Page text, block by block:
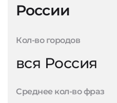
России
Кол-во городов
вся Россия
Среднее кол-во фраз